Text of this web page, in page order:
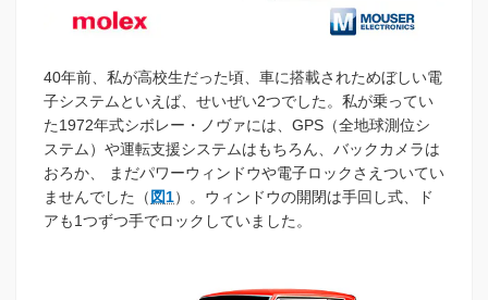
40年前、私が高校生だった頃、車に搭載されためぼしい電
子システムといえば、せいぜい2つでした。私が乗ってい
た1972年式シボレー・ノヴァには、GPS（全地球測位シ
ステム）や運転支援システムはもちろん、バックカメラは
おろか、 まだパワーウィンドウや電子ロックさえついてい
ませんでした（ 図1）。ウィンドウの開閉は手回し式、ド
アも1つずつ手でロックしていました。